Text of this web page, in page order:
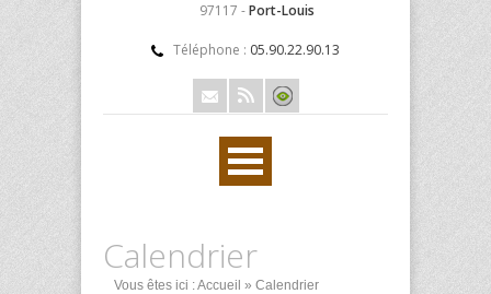
97117 -Port-Louis
Téléphone : 05.90.22.90.13
Calendrier
Vous êtes ici :Accueil » Calendrier